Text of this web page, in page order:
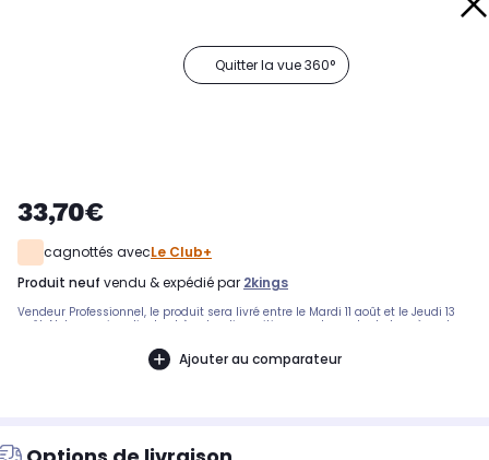
Quitter la vue 360°
33,70€
cagnottés avecLe Club+
produit neuf vendu & expédié par 2kings
Vendeur Professionnel, le produit sera livré entre le Mardi 11 août et le Jeudi 13
août. Notre service client est à votre disposition avant, pendant et après votre
Ajouter au comparateur